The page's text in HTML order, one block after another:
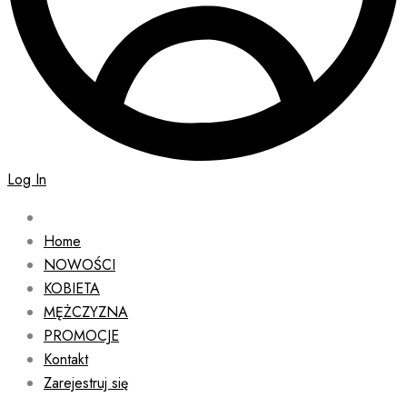
Log In
Home
NOWOŚCI
KOBIETA
MĘŻCZYZNA
PROMOCJE
Kontakt
Zarejestruj się